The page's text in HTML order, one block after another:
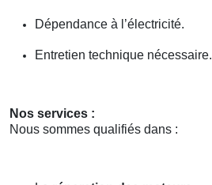
Dépendance à l’électricité.
Entretien technique nécessaire.
Nos services :
Nous sommes qualifiés dans :